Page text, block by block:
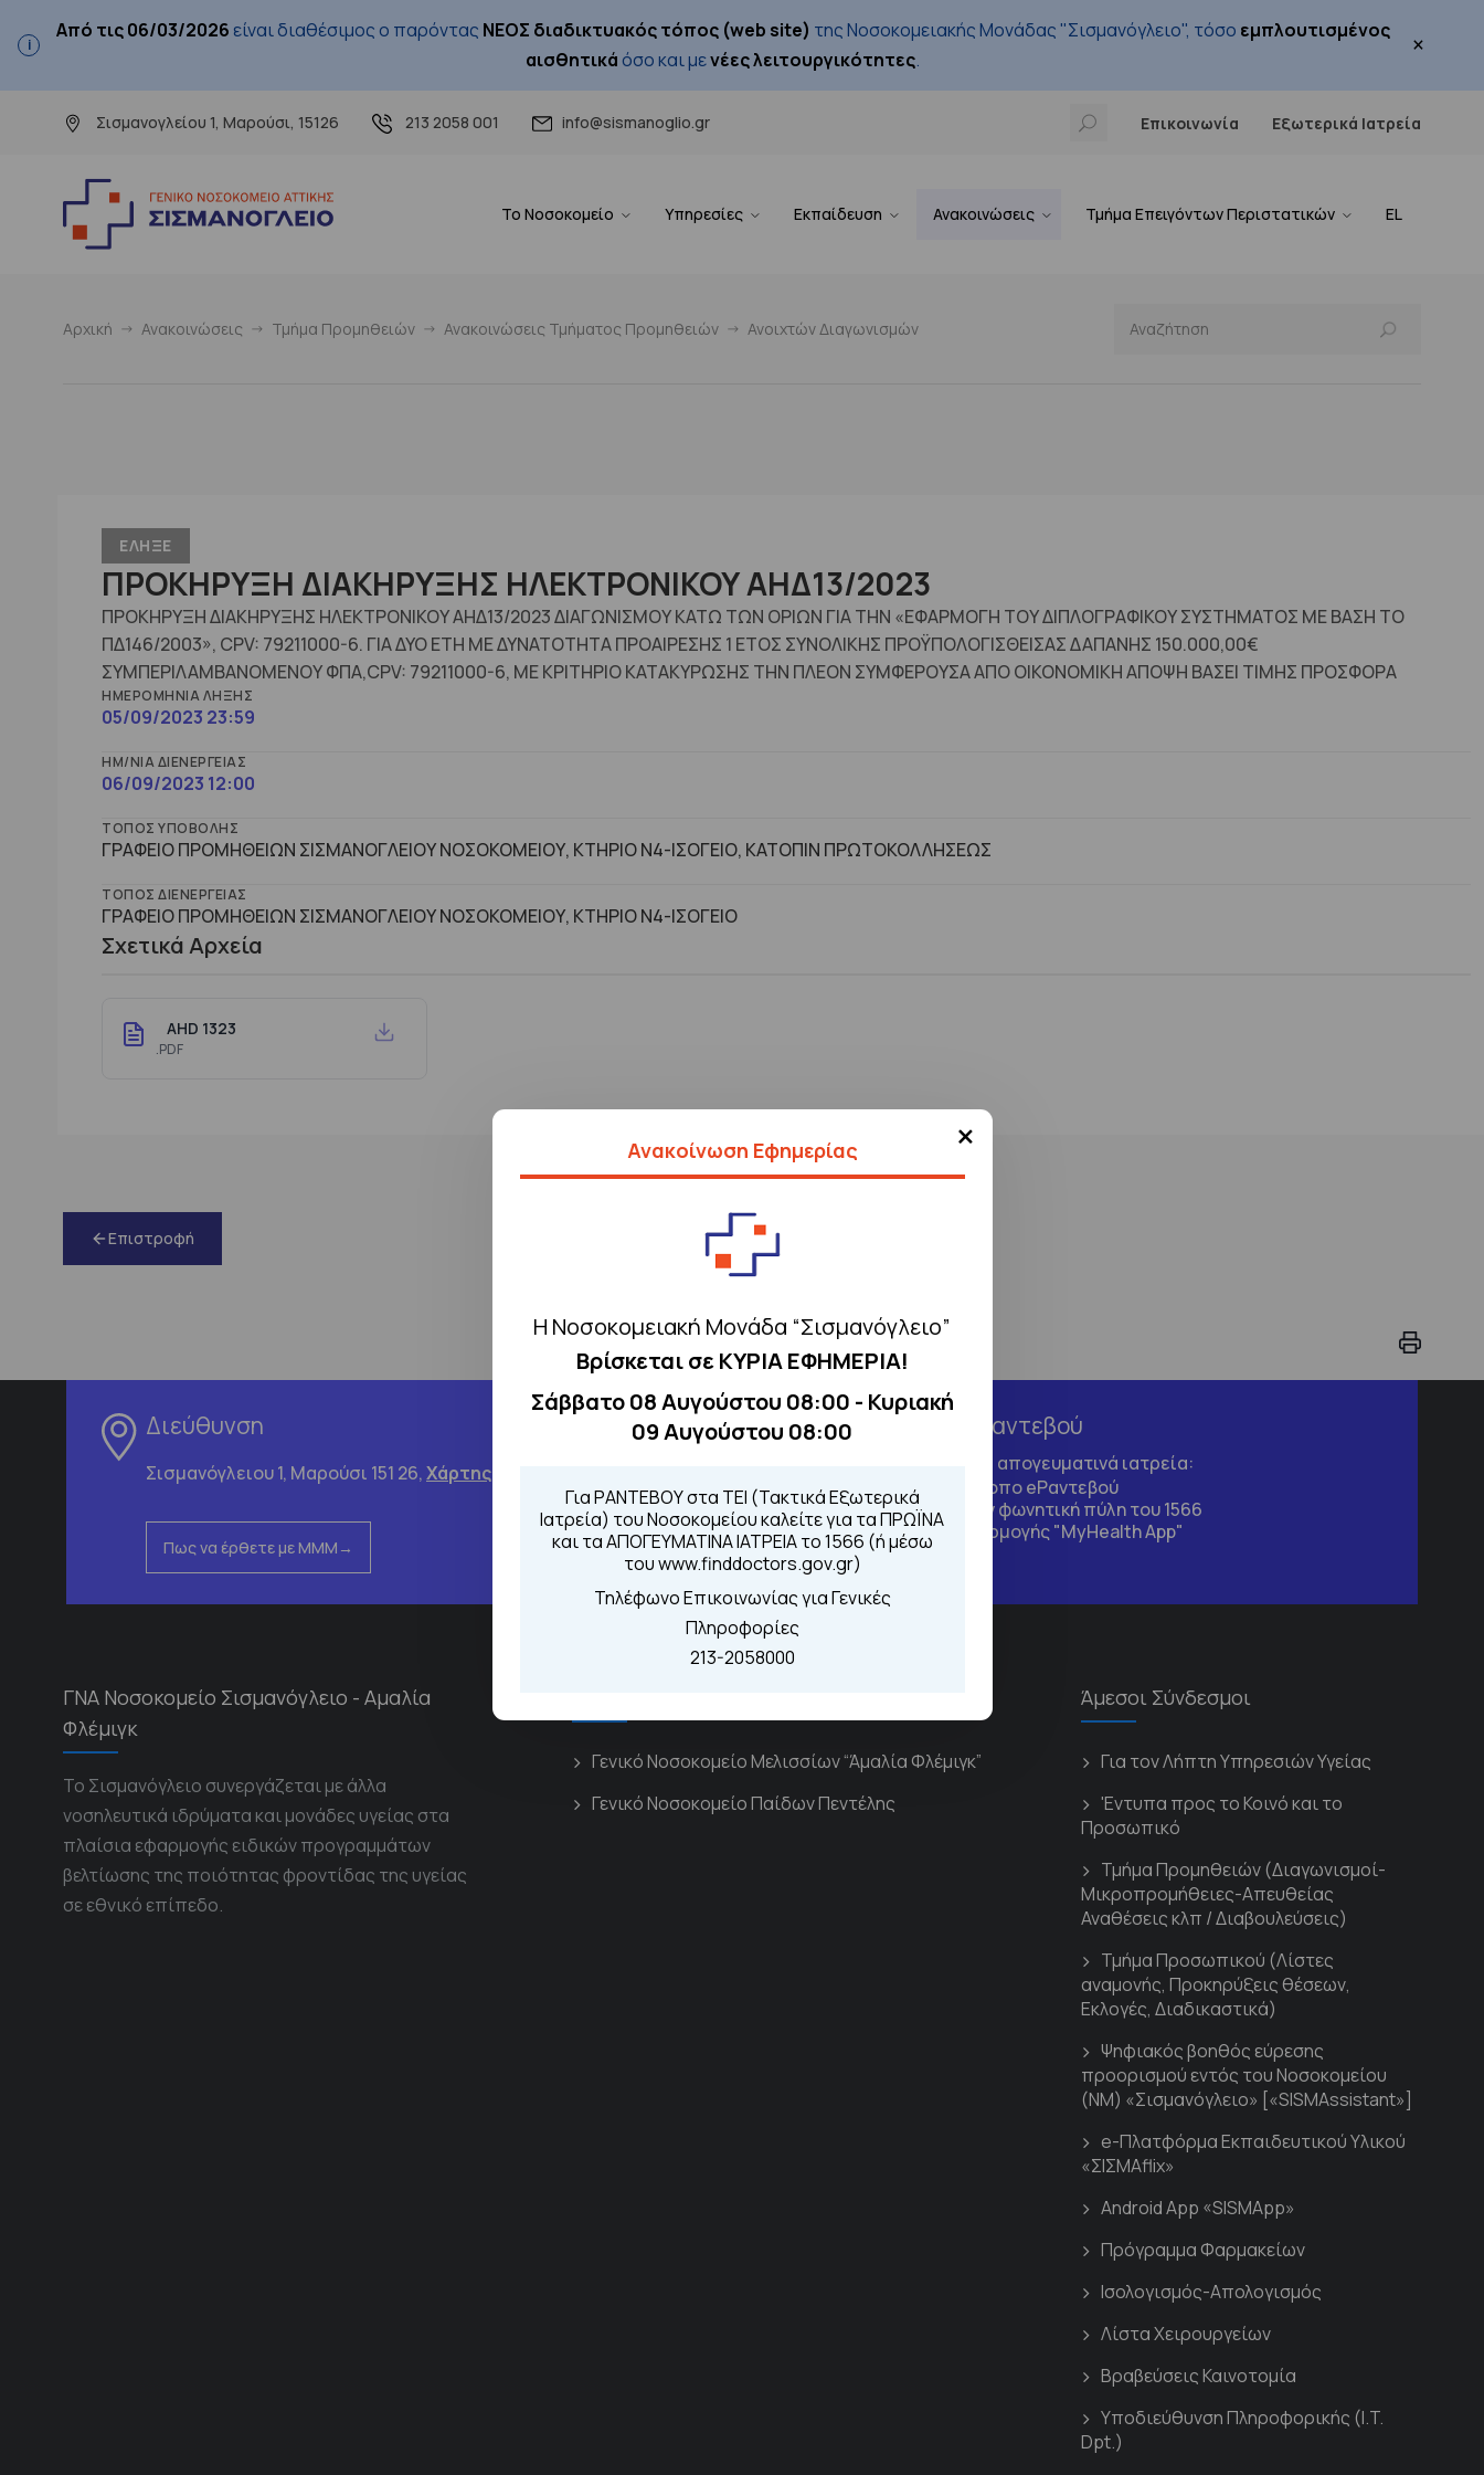
Από τις 06/03/2026 είναι διαθέσιμος ο παρόντας ΝΕΟΣ διαδικτυακός τόπος (web site) της Νοσοκομειακής Μονάδας "Σισμανόγλειο", τόσο εμπλουτισμένος
αισθητικάόσο και μενέες λειτουργικότητες. ×
Σισμανογλείου 1, Μαρούσι, 15126 213 2058 001 info@sismanoglio.gr Επικοινωνία Εξωτερικά Ιατρεία
Το Νοσοκομείο Υπηρεσίες Εκπαίδευση Ανακοινώσεις Τμήμα Επειγόντων Περιστατικών EL
×
Ανακοίνωση Εφημερίας
Η Νοσοκομειακή Μονάδα “Σισμανόγλειο”
Βρίσκεται σε ΚΥΡΙΑ ΕΦΗΜΕΡΙΑ!
Σάββατο 08 Αυγούστου 08:00 - Κυριακή
09 Αυγούστου 08:00
Για ΡΑΝΤΕΒΟΥ στα ΤΕΙ (Τακτικά Εξωτερικά
Ιατρεία) του Νοσοκομείου καλείτε για τα ΠΡΩΪΝΑ
και τα ΑΠΟΓΕΥΜΑΤΙΝΑ ΙΑΤΡΕΙΑ το 1566 (ή μέσω
του www.finddoctors.gov.gr)
Τηλέφωνο Επικοινωνίας για Γενικές
Πληροφορίες
213-2058000
Αρχική Ανακοινώσεις Τμήμα Προμηθειών Ανακοινώσεις Τμήματος Προμηθειών Ανοιχτών Διαγωνισμών
ΕΛΗΞΕ
ΠΡΟΚΗΡΥΞΗ ΔΙΑΚΗΡΥΞΗΣ ΗΛΕΚΤΡΟΝΙΚΟΥ ΑΗΔ13/2023
ΠΡΟΚΗΡΥΞΗ ΔΙΑΚΗΡΥΞΗΣ ΗΛΕΚΤΡΟΝΙΚΟΥ ΑΗΔ13/2023 ΔΙΑΓΩΝΙΣΜΟΥ ΚΑΤΩ ΤΩΝ ΟΡΙΩΝ ΓΙΑ ΤΗΝ «ΕΦΑΡΜΟΓΗ ΤΟΥ ΔΙΠΛΟΓΡΑΦΙΚΟΥ ΣΥΣΤΗΜΑΤΟΣ ΜΕ ΒΑΣΗ ΤΟ
ΠΔ146/2003», CPV: 79211000-6. ΓΙΑ ΔΥΟ ΕΤΗ ΜΕ ΔΥΝΑΤΟΤΗΤΑ ΠΡΟΑΙΡΕΣΗΣ 1 ΕΤΟΣ ΣΥΝΟΛΙΚΗΣ ΠΡΟΫΠΟΛΟΓΙΣΘΕΙΣΑΣ ΔΑΠΑΝΗΣ 150.000,00€
ΣΥΜΠΕΡΙΛΑΜΒΑΝΟΜΕΝΟΥ ΦΠΑ,CPV: 79211000-6, ΜΕ ΚΡΙΤΗΡΙΟ ΚΑΤΑΚΥΡΩΣΗΣ ΤΗΝ ΠΛΕΟΝ ΣΥΜΦΕΡΟΥΣΑ ΑΠΟ ΟΙΚΟΝΟΜΙΚΗ ΑΠΟΨΗ ΒΑΣΕΙ ΤΙΜΗΣ ΠΡΟΣΦΟΡΑ
ΗΜΕΡΟΜΗΝΊΑ ΛΉΞΗΣ
05/09/2023 23:59
ΗΜ/ΝΊΑ ΔΙΕΝΈΡΓΕΙΑΣ
06/09/2023 12:00
ΤΌΠΟΣ ΥΠΟΒΟΛΉΣ
ΓΡΑΦΕΙΟ ΠΡΟΜΗΘΕΙΩΝ ΣΙΣΜΑΝΟΓΛΕΙΟΥ ΝΟΣΟΚΟΜΕΙΟΥ, ΚΤΗΡΙΟ Ν4-ΙΣΟΓΕΙΟ, ΚΑΤΟΠΙΝ ΠΡΩΤΟΚΟΛΛΗΣΕΩΣ
ΤΌΠΟΣ ΔΙΕΝΈΡΓΕΙΑΣ
ΓΡΑΦΕΙΟ ΠΡΟΜΗΘΕΙΩΝ ΣΙΣΜΑΝΟΓΛΕΙΟΥ ΝΟΣΟΚΟΜΕΙΟΥ, ΚΤHΡΙΟ Ν4-ΙΣΟΓΕΙΟ
Σχετικά Αρχεία
AHD 1323
.PDF
Επιστροφή
Διεύθυνση
Σισμανόγλειου 1, Μαρούσι 151 26,Χάρτης Περιοχής
Πως να έρθετε με ΜΜΜ
Τηλέφωνα για Ραντεβού
Για τα πρωινά και τα απογευματινά ιατρεία:
Από τον ιστότοποeΡαντεβού
Καλώντας στην φωνητική πύλη του 1566
Μέσω της εφαρμογής "MyHealth App"
ΓΝΑ Νοσοκομείο Σισμανόγλειο - Αμαλία
Φλέμιγκ
Το Σισμανόγλειο συνεργάζεται με άλλα
νοσηλευτικά ιδρύματα και μονάδες υγείας στα
πλαίσια εφαρμογής ειδικών προγραμμάτων
βελτίωσης της ποιότητας φροντίδας της υγείας
σε εθνικό επίπεδο.
Γενικό Νοσοκομείο Μελισσίων “Άμαλία Φλέμιγκ”
Γενικό Νοσοκομείο Παίδων Πεντέλης
Άμεσοι Σύνδεσμοι
Για τον Λήπτη Υπηρεσιών Υγείας
'Εντυπα προς το Κοινό και το
Προσωπικό
Τμήμα Προμηθειών (Διαγωνισμοί-
Μικροπρομήθειες-Απευθείας
Αναθέσεις κλπ / Διαβουλεύσεις)
Τμήμα Προσωπικού (Λίστες
αναμονής, Προκηρύξεις θέσεων,
Εκλογές, Διαδικαστικά)
Ψηφιακός βοηθός εύρεσης
προορισμού εντός του Νοσοκομείου
(ΝΜ) «Σισμανόγλειο» [«SISMAssistant»]
e-Πλατφόρμα Εκπαιδευτικού Υλικού
«ΣΙΣΜΑflix»
Android App «SISMApp»
Πρόγραμμα Φαρμακείων
Ισολογισμός-Απολογισμός
Λίστα Χειρουργείων
Βραβεύσεις Καινοτομία
Υποδιεύθυνση Πληροφορικής (I.T.
Dpt.)